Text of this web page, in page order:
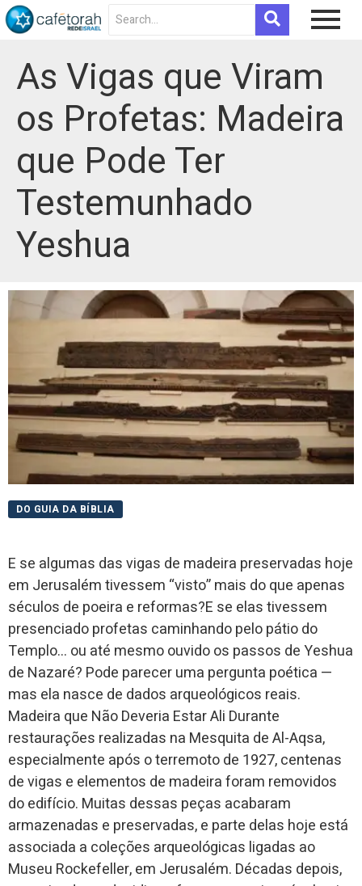
As Vigas que Viram
os Profetas: Madeira
que Pode Ter
Testemunhado
Yeshua
DO GUIA DA BÍBLIA
E se algumas das vigas de madeira preservadas hoje
em Jerusalém tivessem “visto” mais do que apenas
séculos de poeira e reformas?E se elas tivessem
presenciado profetas caminhando pelo pátio do
Templo… ou até mesmo ouvido os passos de Yeshua
de Nazaré? Pode parecer uma pergunta poética —
mas ela nasce de dados arqueológicos reais.
Madeira que Não Deveria Estar Ali Durante
restaurações realizadas na Mesquita de Al-Aqsa,
especialmente após o terremoto de 1927, centenas
de vigas e elementos de madeira foram removidos
do edifício. Muitas dessas peças acabaram
armazenadas e preservadas, e parte delas hoje está
associada a coleções arqueológicas ligadas ao
Museu Rockefeller, em Jerusalém. Décadas depois,